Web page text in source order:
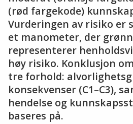
(rød fargekode)
Vurderingen av risiko er
et manometer, der
representerer
høy risiko. Konklusjon
tre forhold:
konsekvenser (C1–C3),
hendelse og
baseres på.